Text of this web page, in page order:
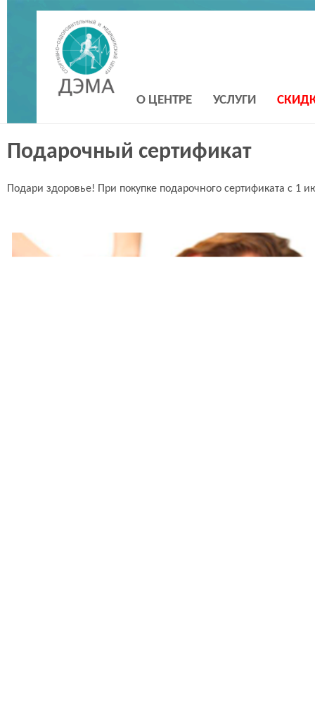
О ЦЕНТРЕ УСЛУГИ
Подарочный сертификат
Подари здоровье! При покупке подарочного сертификата с 1